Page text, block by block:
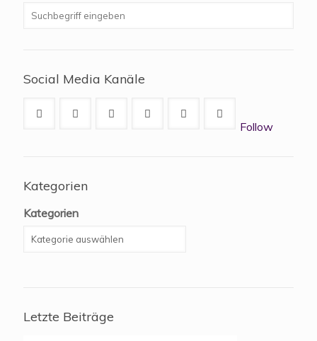
Social Media Kanäle
Follow
Kategorien
Kategorien
Letzte Beiträge